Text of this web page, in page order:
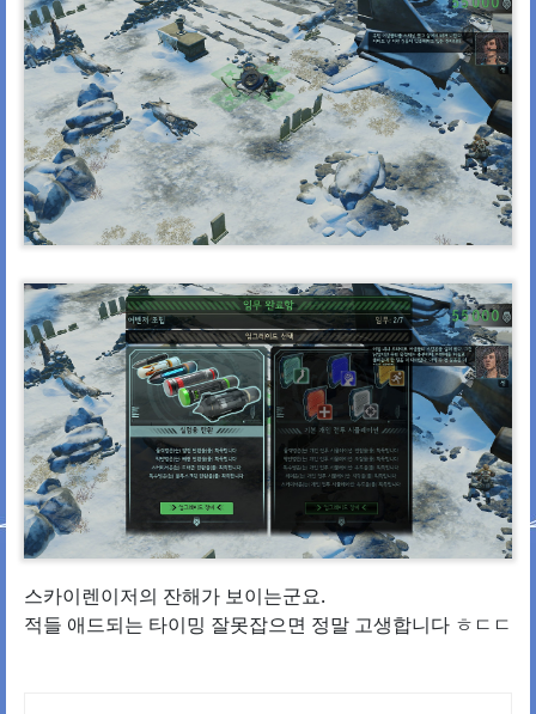
스카이렌이저의 잔해가 보이는군요.
적들 애드되는 타이밍 잘못잡으면 정말 고생합니다 ㅎㄷㄷ